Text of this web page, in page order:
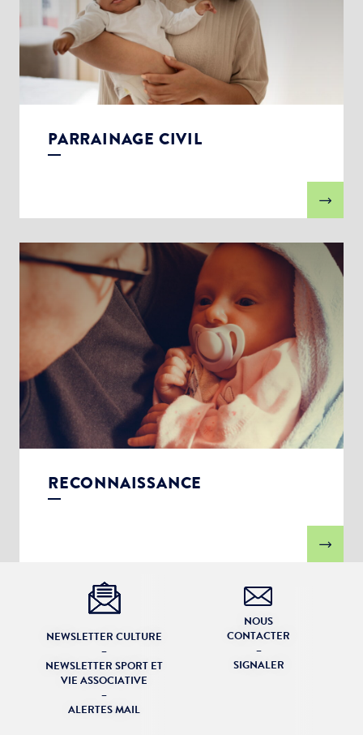
PARRAINAGE CIVIL
RECONNAISSANCE
NEWSLETTER CULTURE
–
NEWSLETTER SPORT ET
VIE ASSOCIATIVE
–
ALERTES MAIL
NOUS
CONTACTER
–
SIGNALER
Newsletter Sport et Vie associative